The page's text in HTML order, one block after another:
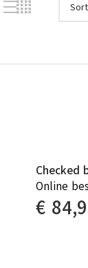
Checked
Online
€